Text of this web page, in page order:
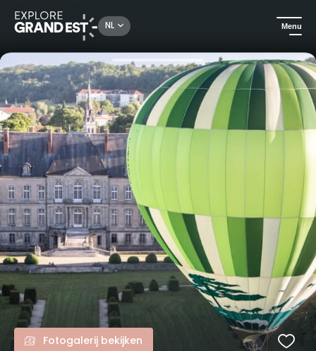
NL Menu
Kijk je ogen uit in de Grand Est Ongewone ballonvaarten vanaf emblematische plaatsen in Lotharingen
Fotogalerij bekijken